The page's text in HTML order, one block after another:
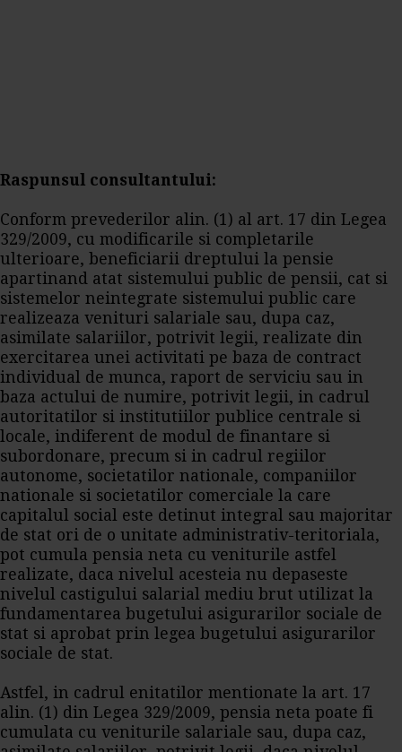
Raspunsul consultantului:
Conform prevederilor alin. (1) al art. 17 din Legea
329/2009, cu modificarile si completarile
ulterioare, beneficiarii dreptului la pensie
apartinand atat sistemului public de pensii, cat si
sistemelor neintegrate sistemului public care
realizeaza venituri salariale sau, dupa caz,
asimilate salariilor, potrivit legii, realizate din
exercitarea unei activitati pe baza de contract
individual de munca, raport de serviciu sau in
baza actului de numire, potrivit legii, in cadrul
autoritatilor si institutiilor publice centrale si
locale, indiferent de modul de finantare si
subordonare, precum si in cadrul regiilor
autonome, societatilor nationale, companiilor
nationale si societatilor comerciale la care
capitalul social este detinut integral sau majoritar
de stat ori de o unitate administrativ-teritoriala,
pot cumula pensia neta cu veniturile astfel
realizate, daca nivelul acesteia nu depaseste
nivelul castigului salarial mediu brut utilizat la
fundamentarea bugetului asigurarilor sociale de
stat si aprobat prin legea bugetului asigurarilor
sociale de stat.
Astfel, in cadrul enitatilor mentionate la art. 17
alin. (1) din Legea 329/2009, pensia neta poate fi
cumulata cu veniturile salariale sau, dupa caz,